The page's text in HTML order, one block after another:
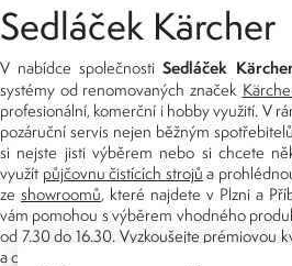
Sedláček Kärcher
V nabídce společnostiSedláček
systémy od renomovaných značek
profesionální, komerční i hobby využití. V
pozáruční servis nejen běžným
si nejste jisti výběrem nebo si chcete
využít půjčovnu čistících strojů a
ze showroomů, které najdete v Plzni a
vám pomohou s výběrem vhodného
od 7.30 do 16.30. Vyzkoušejte prémiovou
a dobře poslouží nejen doma, ale i v